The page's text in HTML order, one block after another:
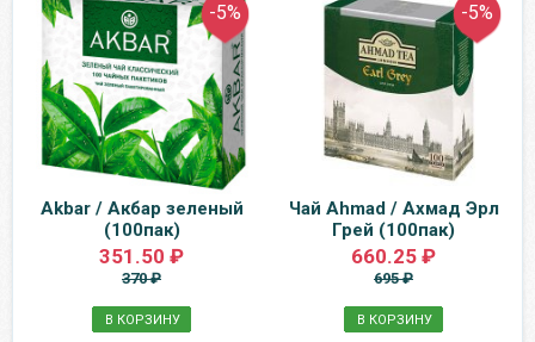
-5%
Akbar / Акбар зеленый
(100пак)
351.50 ₽
370 ₽
В КОРЗИНУ
-5%
Чай Ahmad / Ахмад Эрл
Грей (100пак)
660.25 ₽
695 ₽
В КОРЗИНУ